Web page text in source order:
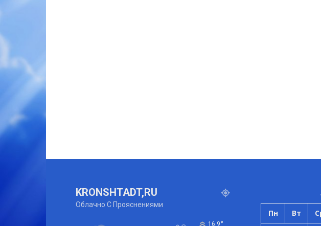
KRONSHTADT,RU
Облачно С Прояснениями
16.9
Пн Вт